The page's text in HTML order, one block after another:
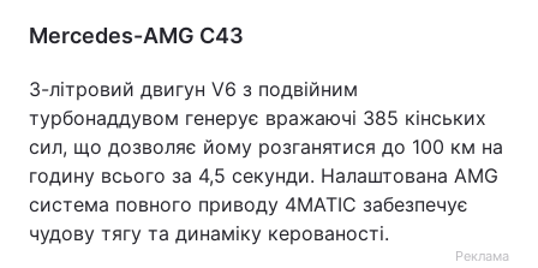
Mercedes-AMG C43
3-літровий двигун V6 з подвійним
турбонаддувом генерує вражаючі 385 кінських
сил, що дозволяє йому розганятися до 100 км на
годину всього за 4,5 секунди. Налаштована AMG
система повного приводу 4MATIC забезпечує
чудову тягу та динаміку керованості.
Реклама